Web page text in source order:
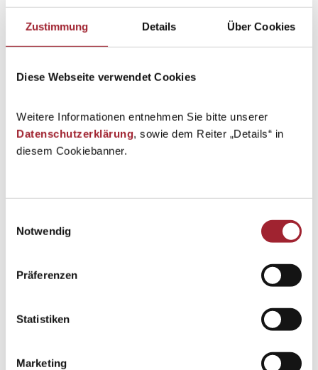
Zustimmung Details Über Cookies
Diese Webseite verwendet Cookies
Weitere Informationen entnehmen Sie bitte unserer
Datenschutzerklärung, sowie dem Reiter „Details“ in
diesem Cookiebanner.
Notwendig
Präferenzen
Statistiken
Marketing